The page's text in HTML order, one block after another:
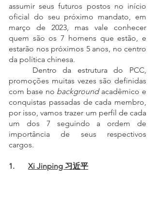
assumir seus futuros postos no início
oficial do seu próximo mandato, em
março de 2023, mas vale conhecer
quem são os 7 homens que estão, e
estarão nos próximos 5 anos, no centro
da política chinesa.
promoções muitas vezes são definidas
com base no background acadêmico e
conquistas passadas de cada membro,
por isso, vamos trazer um perfil de cada
um dos 7 seguindo a ordem de
importância de seus respectivos
cargos.
Xi Jinping 习近平